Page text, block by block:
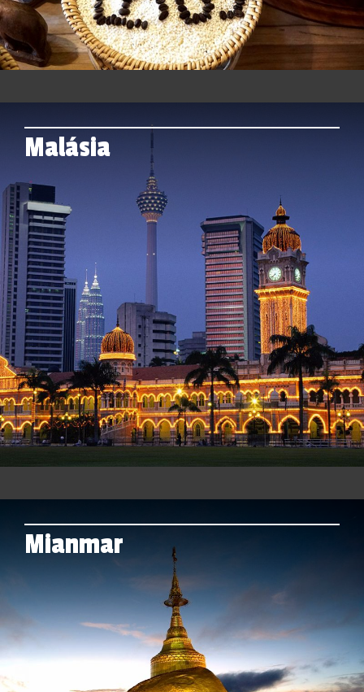
Malásia
Mianmar